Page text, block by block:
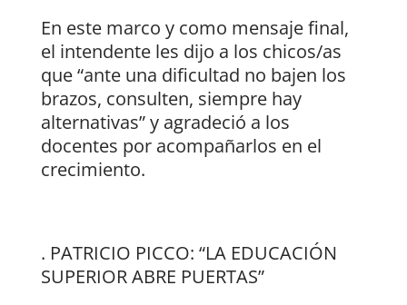
En este marco y como mensaje final,
el intendente les dijo a los chicos/as
que “ante una dificultad no bajen los
brazos, consulten, siempre hay
alternativas” y agradeció a los
docentes por acompañarlos en el
crecimiento.
. PATRICIO PICCO: “LA EDUCACIÓN
SUPERIOR ABRE PUERTAS”